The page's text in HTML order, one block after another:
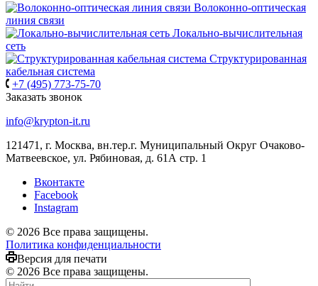
Волоконно-оптическая
линия связи
Локально-вычислительная
сеть
Структурированная
кабельная система
+7 (495) 773-75-70
Заказать звонок
info@krypton-it.ru
121471, г. Москва, вн.тер.г. Муниципальный Округ Очаково-
Матвеевское, ул. Рябиновая, д. 61А стр. 1
Вконтакте
Facebook
Instagram
© 2026 Все права защищены.
Политика конфиденциальности
Версия для печати
© 2026 Все права защищены.